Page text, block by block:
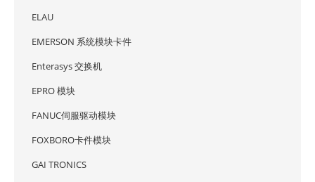
ELAU
EMERSON 系统模块卡件
Enterasys 交换机
EPRO 模块
FANUC伺服驱动模块
FOXBORO卡件模块
GAI TRONICS